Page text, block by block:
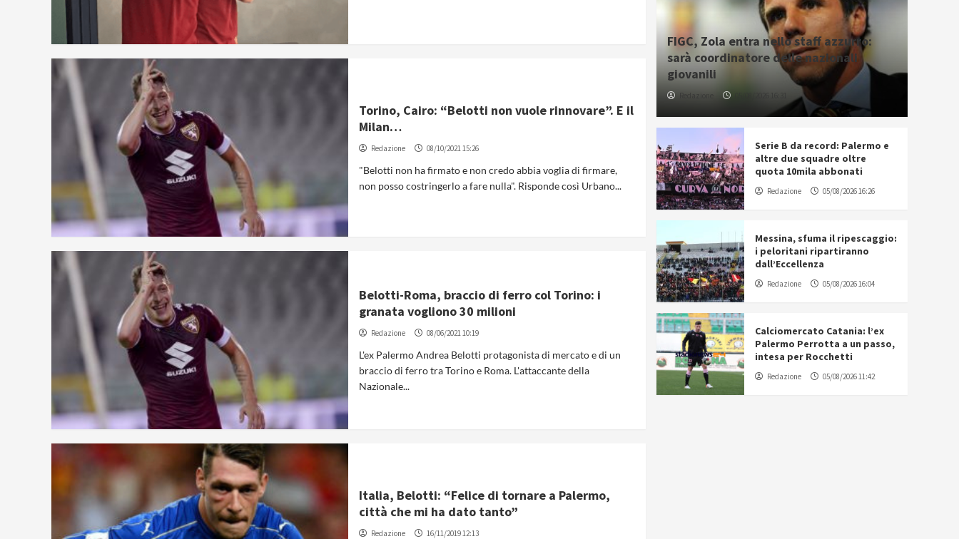
Torino, Cairo: “Belotti non vuole rinnovare”. E il
Milan…
Redazione 08/10/2021 15:26
"Belotti non ha firmato e non credo abbia voglia di firmare,
non posso costringerlo a fare nulla". Risponde così Urbano...
Belotti-Roma, braccio di ferro col Torino: i
granata vogliono 30 milioni
Redazione 08/06/2021 10:19
L'ex Palermo Andrea Belotti protagonista di mercato e di un
braccio di ferro tra Torino e Roma. L'attaccante della
Nazionale...
Italia, Belotti: “Felice di tornare a Palermo,
città che mi ha dato tanto”
Redazione 16/11/2019 12:13
FIGC, Zola entra nello staff azzurro:
sarà coordinatore delle nazionali
giovanili
Redazione
Serie B da record: Palermo e
altre due squadre oltre
quota 10mila abbonati
Redazione 05/08/2026 16:26
Messina, sfuma il ripescaggio:
i peloritani ripartiranno
dall’Eccellenza
Redazione 05/08/2026 16:04
Calciomercato Catania: l’ex
Palermo Perrotta a un passo,
intesa per Rocchetti
Redazione 05/08/2026 11:42